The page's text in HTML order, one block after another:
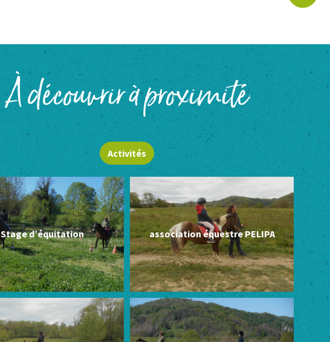
À découvrir à proximité
Activités
Stage d’équitation association équestre PELIPA